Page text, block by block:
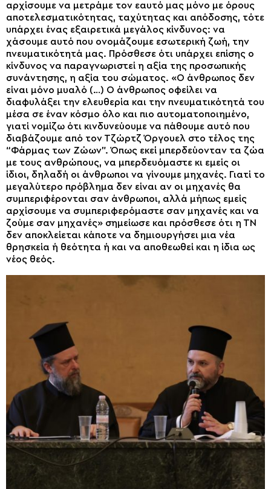
αρχίσουμε να μετράμε τον εαυτό μας μόνο με όρους
αποτελεσματικότητας, ταχύτητας και απόδοσης, τότε
υπάρχει ένας εξαιρετικά μεγάλος κίνδυνος: να
χάσουμε αυτό που ονομάζουμε εσωτερική ζωή, την
πνευματικότητά μας. Πρόσθεσε ότι υπάρχει επίσης ο
κίνδυνος να παραγνωριστεί η αξία της προσωπικής
συνάντησης, η αξία του σώματος. «Ο άνθρωπος δεν
είναι μόνο μυαλό (…) Ο άνθρωπος οφείλει να
διαφυλάξει την ελευθερία και την πνευματικότητά του
μέσα σε έναν κόσμο όλο και πιο αυτοματοποιημένο,
γιατί νομίζω ότι κινδυνεύουμε να πάθουμε αυτό που
διαβάζουμε από τον Τζώρτζ Όργουελ στο τέλος της
“Φάρμας των Ζώων”. Όπως εκεί μπερδεύονταν τα ζώα
με τους ανθρώπους, να μπερδευόμαστε κι εμείς οι
ίδιοι, δηλαδή οι άνθρωποι να γίνουμε μηχανές. Γιατί το
μεγαλύτερο πρόβλημα δεν είναι αν οι μηχανές θα
συμπεριφέρονται σαν άνθρωποι, αλλά μήπως εμείς
αρχίσουμε να συμπεριφερόμαστε σαν μηχανές και να
ζούμε σαν μηχανές» σημείωσε και πρόσθεσε ότι η ΤΝ
δεν αποκλείεται κάποτε να δημιουργήσει μια νέα
θρησκεία ή θεότητα ή και να αποθεωθεί και η ίδια ως
νέος θεός.